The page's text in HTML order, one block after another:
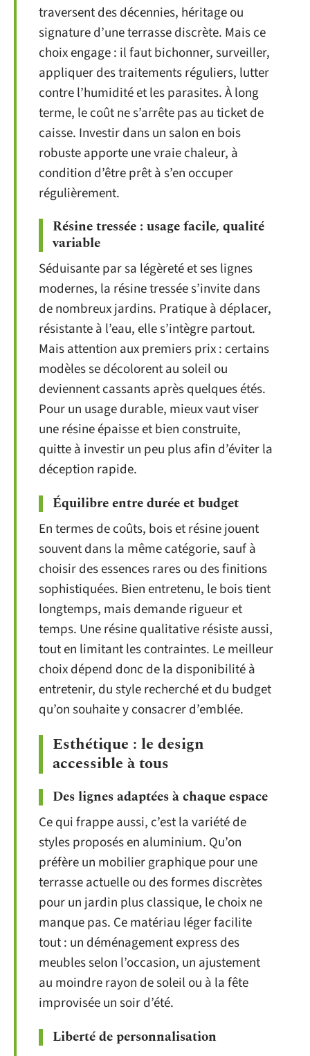
traversent des décennies, héritage ou
signature d’une terrasse discrète. Mais ce
choix engage : il faut bichonner, surveiller,
appliquer des traitements réguliers, lutter
contre l’humidité et les parasites. À long
terme, le coût ne s’arrête pas au ticket de
caisse. Investir dans un salon en bois
robuste apporte une vraie chaleur, à
condition d’être prêt à s’en occuper
régulièrement.
Résine tressée : usage facile, qualité
variable
Séduisante par sa légèreté et ses lignes
modernes, la résine tressée s’invite dans
de nombreux jardins. Pratique à déplacer,
résistante à l’eau, elle s’intègre partout.
Mais attention aux premiers prix : certains
modèles se décolorent au soleil ou
deviennent cassants après quelques étés.
Pour un usage durable, mieux vaut viser
une résine épaisse et bien construite,
quitte à investir un peu plus afin d’éviter la
déception rapide.
Équilibre entre durée et budget
En termes de coûts, bois et résine jouent
souvent dans la même catégorie, sauf à
choisir des essences rares ou des finitions
sophistiquées. Bien entretenu, le bois tient
longtemps, mais demande rigueur et
temps. Une résine qualitative résiste aussi,
tout en limitant les contraintes. Le meilleur
choix dépend donc de la disponibilité à
entretenir, du style recherché et du budget
qu’on souhaite y consacrer d’emblée.
Esthétique : le design
accessible à tous
Des lignes adaptées à chaque espace
Ce qui frappe aussi, c’est la variété de
styles proposés en aluminium. Qu’on
préfère un mobilier graphique pour une
terrasse actuelle ou des formes discrètes
pour un jardin plus classique, le choix ne
manque pas. Ce matériau léger facilite
tout : un déménagement express des
meubles selon l’occasion, un ajustement
au moindre rayon de soleil ou à la fête
improvisée un soir d’été.
Liberté de personnalisation